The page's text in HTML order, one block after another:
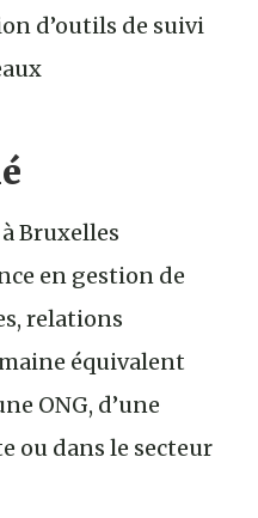
d’outils de suivi
Bruxelles
en gestion de
relations
équivalent
ONG, d’une
ou dans le secteur